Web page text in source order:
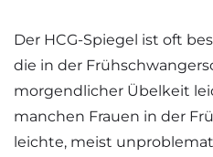
Der HCG-Spiegel ist oft
die in der
morgendlicher Übelkeit
manchen Frauen in der
leichte, meist